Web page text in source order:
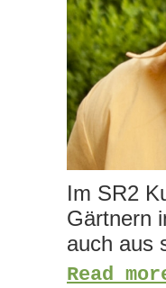
Im SR2
Gärtnern
auch aus
Read